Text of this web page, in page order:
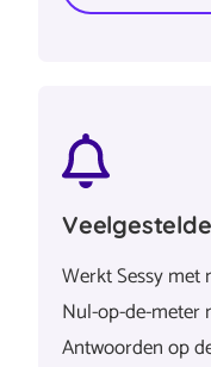
Werkt Sessy
Nul-op-de-meter
Antwoorden op